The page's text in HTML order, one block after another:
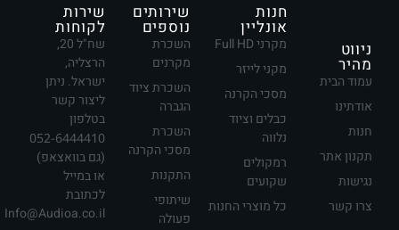
ניווט
מהיר
עמוד הבית
אודתינו
חנות
תקנון אתר
נגישות
צרו קשר
חנות
אונליין
מקרני Full HD
מקני לייזר
מסכי הקרנה
כבלים וציוד
נלווה
רמקולים
שקועים
כל מוצרי החנות
שירותים
נוספים
השכרת
מקרנים
השכרת ציוד
הגברה
השכרת
מסכי הקרנה
התקנות
שיתופי
פעולה
שירות
לקוחות
שח"ל 20,
הרצליה,
ישראל. ניתן
ליצור קשר
בטלפון
052-6444410
(גם בוואצאפ)
או במייל
לכתובת
Info@Audioa.co.il